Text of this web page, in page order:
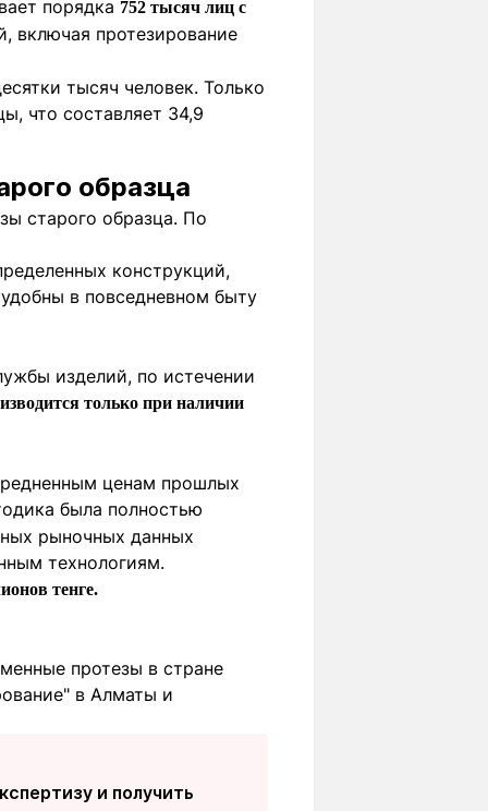
порядка 752 тысяч лиц с
включая протезирование
тысяч человек. Только
что составляет 34,9
образца
старого образца. По
конструкций,
в повседневном быту
изделий, по истечении
только при наличии
ценам прошлых
была полностью
рыночных данных
технологиям.
тенге.
протезы в стране
в Алматы и
и получить